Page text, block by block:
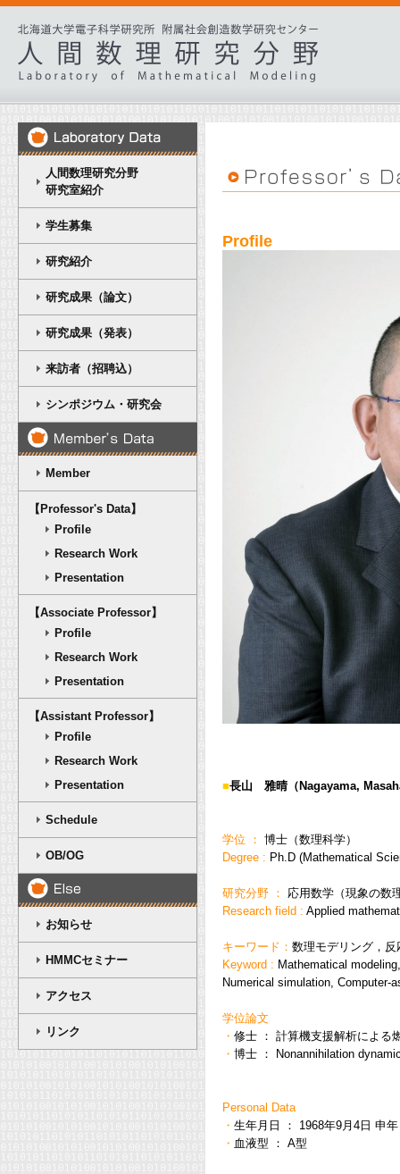
人間数理研究分野
研究室紹介
学生募集
研究紹介
研究成果（論文）
研究成果（発表）
来訪者（招聘込）
シンポジウム・研究会
Member
【Professor's Data】
Profile
Research Work
Presentation
【Associate Professor】
Profile
Research Work
Presentation
【Assistant Professor】
Profile
Research Work
Presentation
Schedule
OB/OG
お知らせ
HMMCセミナー
アクセス
リンク
Profile
■長山 雅晴（Nagayama,
学位 ： 博士（数理科学）
Degree : Ph.D (Mathematical
研究分野 ： 応用数学（現象の数
Research field : Applied
キーワード： 数理モデリング，
Keyword : Mathematical
Numerical simulation, Computer-
学位論文
・ 修士 ： 計算機支援解析による
・ 博士 ： Nonannihilation
Personal Data
・ 生年月日 ： 1968年9月4日 申
・ 血液型 ： A型